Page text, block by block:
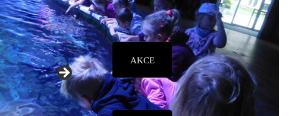
AKCE,
PROJEKTY
AKCE